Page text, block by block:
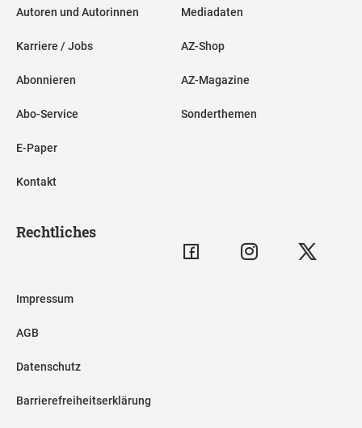
Autoren und Autorinnen
Karriere / Jobs
Abonnieren
Abo-Service
E-Paper
Kontakt
Mediadaten
AZ-Shop
AZ-Magazine
Sonderthemen
Rechtliches
Impressum
AGB
Datenschutz
Barrierefreiheitserklärung